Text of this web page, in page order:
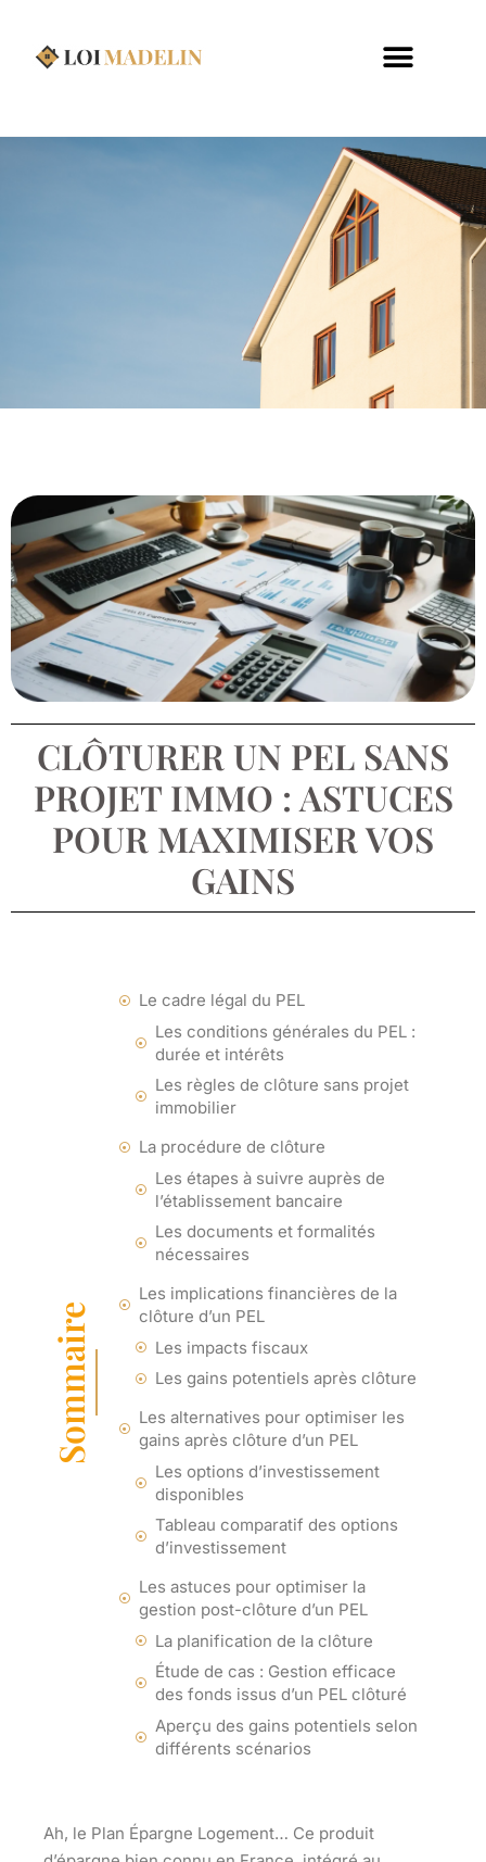
CLÔTURER UN PEL SANS
PROJET IMMO : ASTUCES
POUR MAXIMISER VOS
GAINS
Sommaire
Le cadre légal du PEL
Les conditions générales du PEL :
durée et intérêts
Les règles de clôture sans projet
immobilier
La procédure de clôture
Les étapes à suivre auprès de
l’établissement bancaire
Les documents et formalités
nécessaires
Les implications financières de la
clôture d’un PEL
Les impacts fiscaux
Les gains potentiels après clôture
Les alternatives pour optimiser les
gains après clôture d’un PEL
Les options d’investissement
disponibles
Tableau comparatif des options
d’investissement
Les astuces pour optimiser la
gestion post-clôture d’un PEL
La planification de la clôture
Étude de cas : Gestion efficace
des fonds issus d’un PEL clôturé
Aperçu des gains potentiels selon
différents scénarios
Ah, le Plan Épargne Logement… Ce produit